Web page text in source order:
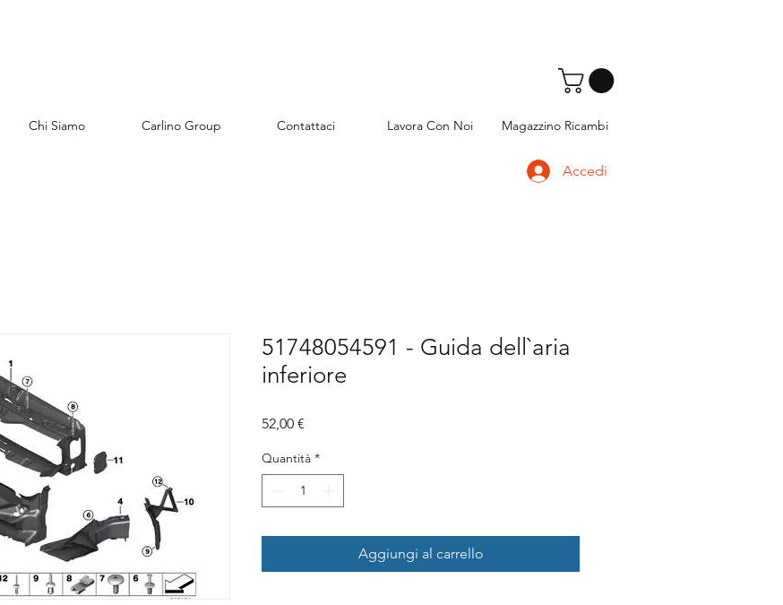
Chi Siamo Carlino Group Contattaci Lavora Con Noi Magazzino Ricambi
Accedi
51748054591 - Guida dell`aria
inferiore
52,00 €
Quantità *
Aggiungi al carrello